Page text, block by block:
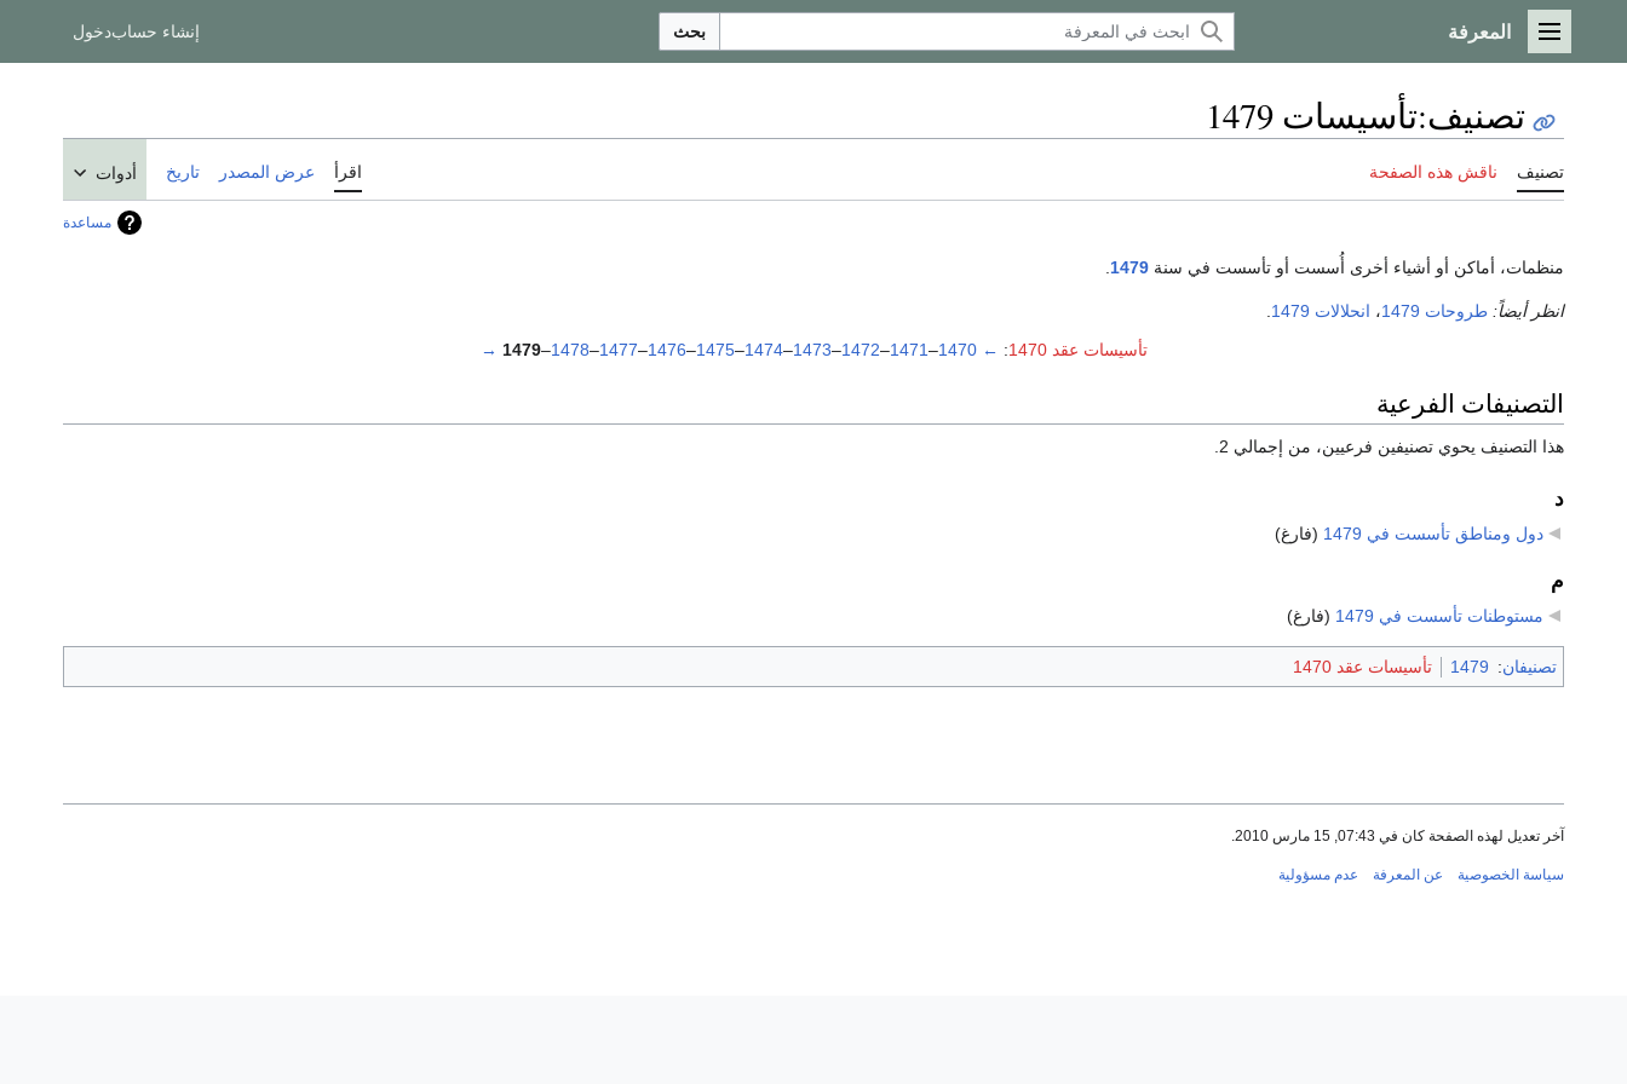
القائمة الرئيسية
المعرفة بحث إنشاء حسابدخول
تصنيف:تأسيسات 1479
تصنيف ناقش هذه الصفحة اقرأ عرض المصدر تاريخ أدوات
مساعدة
منظمات، أماكن أو أشياء أخرى أُسست أو تأسست في سنة 1479
انظر أيضاً: طروحات 1479 ، انحلالات 1479
تأسيسات عقد 1470
:
←
1470
–
1471
–
1472
–
1473
–
1474
–
1475
–
1476
–
1477
–
1478
–
1479
→
التصنيفات الفرعية
هذا التصنيف يحوي تصنيفين فرعيين، من إجمالي 2.
د
دول ومناطق تأسست في 1479 (فارغ)
م
مستوطنات تأسست في 1479 (فارغ)
تصنيفان:
1479 تأسيسات عقد 1470
آخر تعديل لهذه الصفحة كان في 07:43, 15 مارس 2010.
سياسة الخصوصية عن المعرفة عدم مسؤولية